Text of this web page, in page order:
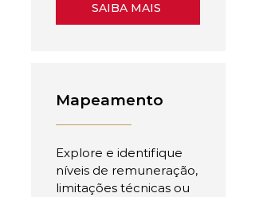
SAIBA MAIS
Mapeamento
Explore e identifique
níveis de remuneração,
limitações técnicas ou